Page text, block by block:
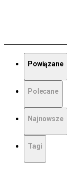
Powiązane
Polecane
Najnowsze
Tagi